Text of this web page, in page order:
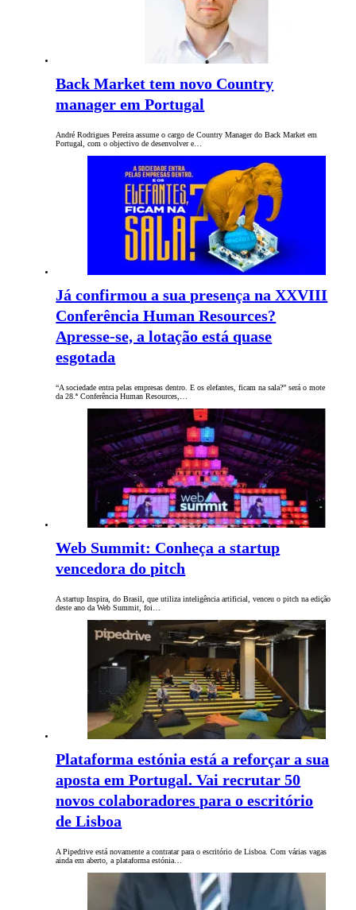
Back Market tem novo Country
manager em Portugal
André Rodrigues Pereira assume o cargo de Country Manager do Back Market em
Portugal, com o objectivo de desenvolver e…
Já confirmou a sua presença na XXVIII
Conferência Human Resources?
Apresse-se, a lotação está quase
esgotada
“A sociedade entra pelas empresas dentro. E os elefantes, ficam na sala?” será o mote
da 28.ª Conferência Human Resources,…
Web Summit: Conheça a startup
vencedora do pitch
A startup Inspira, do Brasil, que utiliza inteligência artificial, venceu o pitch na edição
deste ano da Web Summit, foi…
Plataforma estónia está a reforçar a sua
aposta em Portugal. Vai recrutar 50
novos colaboradores para o escritório
de Lisboa
A Pipedrive está novamente a contratar para o escritório de Lisboa. Com várias vagas
ainda em aberto, a plataforma estónia…